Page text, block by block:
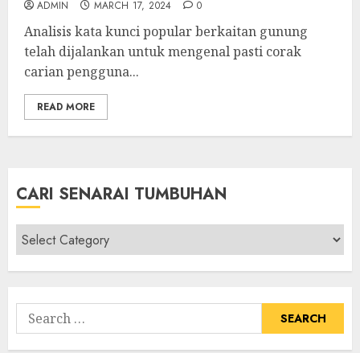
ADMIN MARCH 17, 2024 0
Analisis kata kunci popular berkaitan gunung
telah dijalankan untuk mengenal pasti corak
carian pengguna...
READ MORE
CARI SENARAI TUMBUHAN
Cari
Senarai
Tumbuhan
Search
for: